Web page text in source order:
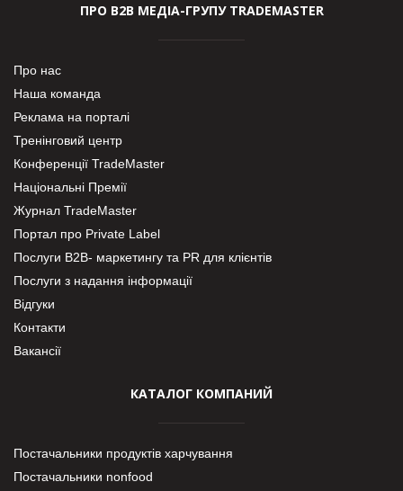
ПРО В2В МЕДІА-ГРУПУ TRADEMASTER
Про нас
Наша команда
Реклама на порталі
Тренінговий центр
Конференції TradeMaster
Національні Премії
Журнал TradeMaster
Портал про Private Label
Послуги В2В- маркетингу та PR для клієнтів
Послуги з надання інформації
Відгуки
Контакти
Вакансії
КАТАЛОГ КОМПАНИЙ
Постачальники продуктів харчування
Постачальники nonfood